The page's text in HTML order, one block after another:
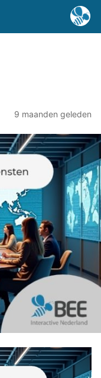
9 maanden geleden